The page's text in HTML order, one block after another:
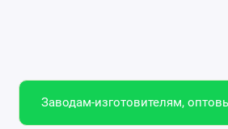
Заводам-изготовителям,